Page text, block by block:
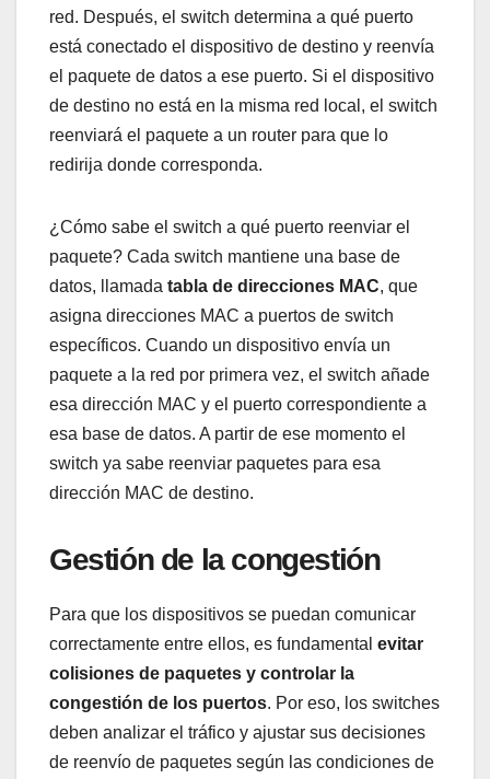
red. Después, el switch determina a qué puerto
está conectado el dispositivo de destino y reenvía
el paquete de datos a ese puerto. Si el dispositivo
de destino no está en la misma red local, el switch
reenviará el paquete a un router para que lo
redirija donde corresponda.
¿Cómo sabe el switch a qué puerto reenviar el
paquete? Cada switch mantiene una base de
datos, llamada tabla de direcciones MAC, que
asigna direcciones MAC a puertos de switch
específicos. Cuando un dispositivo envía un
paquete a la red por primera vez, el switch añade
esa dirección MAC y el puerto correspondiente a
esa base de datos. A partir de ese momento el
switch ya sabe reenviar paquetes para esa
dirección MAC de destino.
Gestión de la congestión
Para que los dispositivos se puedan comunicar
correctamente entre ellos, es fundamental evitar
colisiones de paquetes y controlar la
congestión de los puertos. Por eso, los switches
deben analizar el tráfico y ajustar sus decisiones
de reenvío de paquetes según las condiciones de